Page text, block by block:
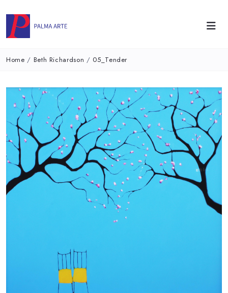
Home / Beth Richardson / 05_Tender